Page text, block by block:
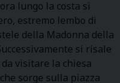
lungo la costa si
estremo lembo di
della Madonna della
si risale
da visitare la chiesa
sorge sulla piazza